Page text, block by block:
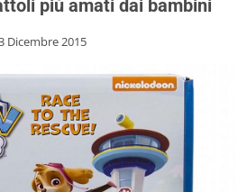
più amati dai bambini
Dicembre 2015